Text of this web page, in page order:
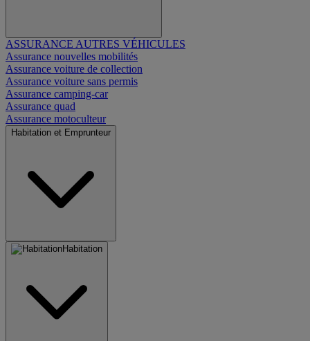
ASSURANCE AUTRES VÉHICULES
Assurance nouvelles mobilités
Assurance voiture de collection
Assurance voiture sans permis
Assurance camping-car
Assurance quad
Assurance motoculteur
Habitation et Emprunteur
Habitation